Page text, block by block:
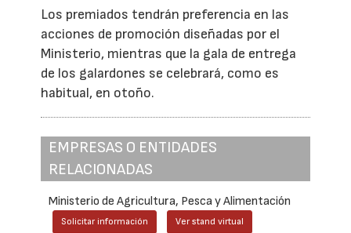
Los premiados tendrán preferencia en las
acciones de promoción diseñadas por el
Ministerio, mientras que la gala de entrega
de los galardones se celebrará, como es
habitual, en otoño.
EMPRESAS O ENTIDADES
RELACIONADAS
Ministerio de Agricultura, Pesca y Alimentación
Solicitar información Ver stand virtual